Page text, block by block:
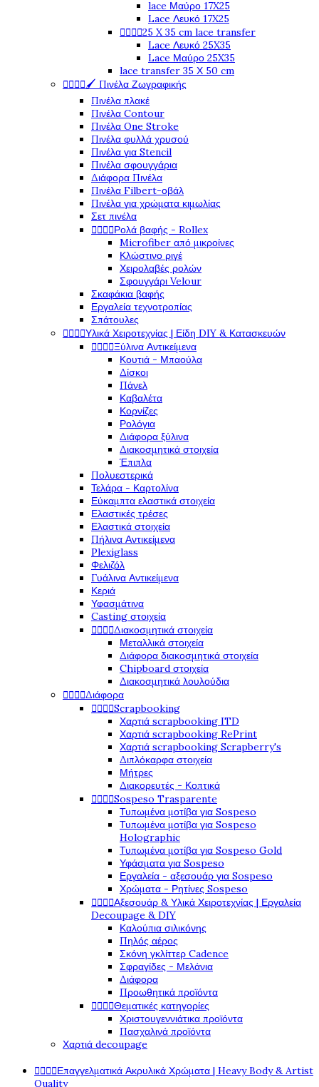
lace Μαύρο 17X25
Lace Λευκό 17X25
25 X 35 cm lace transfer
Lace Λευκό 25X35
Lace Μαύρο 25X35
lace transfer 35 Χ 50 cm
🖌️ Πινέλα Ζωγραφικής
Πινέλα πλακέ
Πινέλα Contour
Πινέλα One Stroke
Πινέλα φυλλά χρυσού
Πινέλα για Stencil
Πινέλα σφουγγάρια
Διάφορα Πινέλα
Πινέλα Filbert-οβάλ
Πινέλα για χρώματα κιμωλίας
Σετ πινέλα
Ρολά βαφής - Rollex
Microfiber από μικροίνες
Κλώστινο ριγέ
Χειρολαβές ρολών
Σφουγγάρι Velour
Σκαφάκια βαφής
Εργαλεία τεχνοτροπίας
Σπάτουλες
Υλικά Χειροτεχνίας | Είδη DIY & Κατασκευών
Ξύλινα Αντικείμενα
Κουτιά - Μπαούλα
Δίσκοι
Πάνελ
Καβαλέτα
Κορνίζες
Ρολόγια
Διάφορα ξύλινα
Διακοσμητικά στοιχεία
Έπιπλα
Πολυεστερικά
Τελάρα - Καρτολίνα
Εύκαμπτα ελαστικά στοιχεία
Ελαστικές τρέσες
Ελαστικά στοιχεία
Πήλινα Αντικείμενα
Plexiglass
Φελιζόλ
Γυάλινα Αντικείμενα
Κεριά
Υφασμάτινα
Casting στοιχεία
Διακοσμητικά στοιχεία
Μεταλλικά στοιχεία
Διάφορα διακοσμητικά στοιχεία
Chipboard στοιχεία
Διακοσμητικά λουλούδια
Διάφορα
Scrapbooking
Χαρτιά scrapbooking ITD
Χαρτιά scrapbooking RePrint
Χαρτιά scrapbooking Scrapberry's
Διπλόκαρφα στοιχεία
Μήτρες
Διακορευτές - Κοπτικά
Sospeso Trasparente
Τυπωμένα μοτίβα για Sospeso
Τυπωμένα μοτίβα για Sospeso
Holographic
Τυπωμένα μοτίβα για Sospeso Gold
Υφάσματα για Sospeso
Εργαλεία - αξεσουάρ για Sospeso
Χρώματα - Ρητίνες Sospeso
Αξεσουάρ & Υλικά Χειροτεχνίας | Εργαλεία
Decoupage & DIY
Καλούπια σιλικόνης
Πηλός αέρος
Σκόνη γκλίττερ Cadence
Σφραγίδες - Μελάνια
Διάφορα
Προωθητικά προϊόντα
Θεματικές κατηγορίες
Χριστουγεννιάτικα προϊόντα
Πασχαλινά προϊόντα
Χαρτιά decoupage
Επαγγελματικά Ακρυλικά Χρώματα | Heavy Body & Artist
Quality